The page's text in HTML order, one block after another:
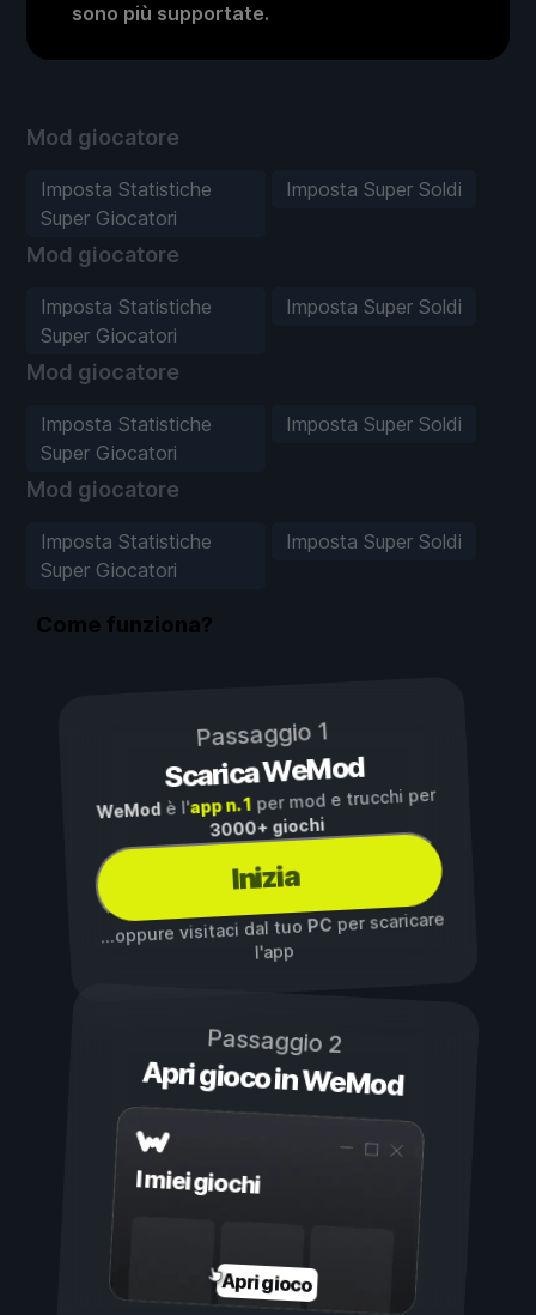
sono più supportate.
Mod giocatore
Imposta Statistiche
Super Giocatori
Imposta Super Soldi
Mod giocatore
Imposta Statistiche
Super Giocatori
Imposta Super Soldi
Mod giocatore
Imposta Statistiche
Super Giocatori
Imposta Super Soldi
Mod giocatore
Imposta Statistiche
Super Giocatori
Imposta Super Soldi
Come funziona?
Passaggio 1
Scarica WeMod
WeMod è l'app n. 1per mod e trucchi per
3000+ giochi
Inizia
...oppure visitaci dal tuoPC per scaricare
l'app
Passaggio 2
Apri gioco in WeMod
I miei giochi
Apri gioco